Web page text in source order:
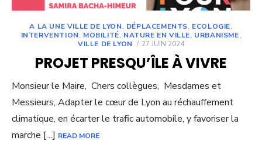
A LA UNE VILLE DE LYON, DÉPLACEMENTS, ECOLOGIE,
INTERVENTION, MOBILITÉ, NATURE EN VILLE, URBANISME,
VILLE DE LYON
POSTED
27 JUIN 2024
PROJET PRESQU’ÎLE À VIVRE
Monsieur le Maire, Chers collègues, Mesdames et
Messieurs, Adapter le cœur de Lyon au réchauffement
climatique, en écarter le trafic automobile, y favoriser la
marche […] READ MORE